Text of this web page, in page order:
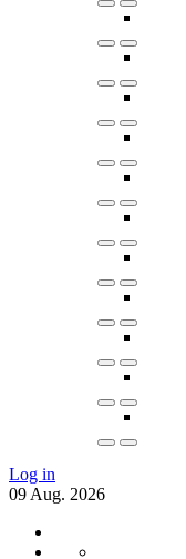
Log in
09 Aug. 2026